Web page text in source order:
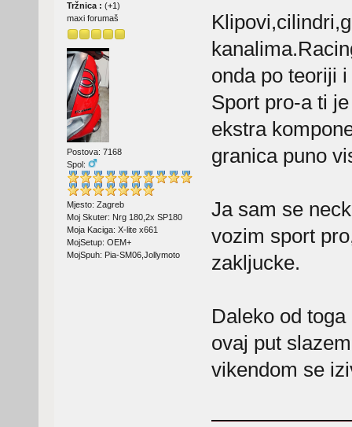
Tržnica : (+1)
maxi forumaš
Postova: 7168
Spol:
Mjesto: Zagreb
Moj Skuter: Nrg 180,2x SP180
Moja Kaciga: X-lite x661
MojSetup: OEM+
MojSpuh: Pia-SM06,Jollymoto
onda po teoriji
Sport pro-a ti
ekstra
granica puno
Ja sam se
vozim sport
zakljucke.
Daleko od
ovaj put
vikendom se